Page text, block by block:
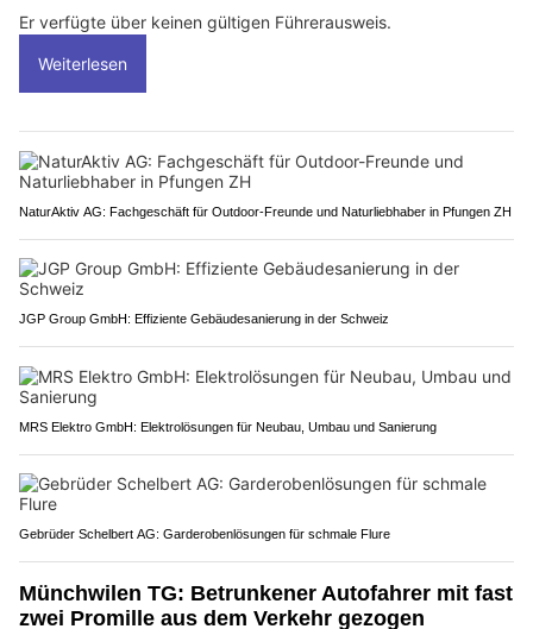
Er verfügte über keinen gültigen Führerausweis.
Weiterlesen
NaturAktiv AG: Fachgeschäft für Outdoor-Freunde und Naturliebhaber in Pfungen ZH
JGP Group GmbH: Effiziente Gebäudesanierung in der Schweiz
MRS Elektro GmbH: Elektrolösungen für Neubau, Umbau und Sanierung
Gebrüder Schelbert AG: Garderobenlösungen für schmale Flure
Münchwilen TG: Betrunkener Autofahrer mit fast
zwei Promille aus dem Verkehr gezogen